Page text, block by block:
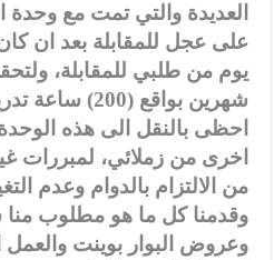
العديدة والتي تمت مع وحدة
على عجل للمقابلة بعد ان
يوم من طلبي للمقابلة،
شهرين بواقع
احظى بالنقل الى هذه
اخرى من زملائي، لمبررات
من الالتزام بالدوام وعدم
وقدمنا كل ما هو مطلوب منا
وعروض البوار بوينت والعمل